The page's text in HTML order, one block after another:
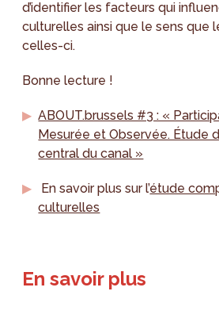
d’identifier les facteurs qui
culturelles ainsi que le sens que
celles-ci.
Bonne lecture !
ABOUT.brussels #3 : «
Mesurée et Observée. Étude
central du canal »
En savoir plus sur l’étude
culturelles
En savoir plus